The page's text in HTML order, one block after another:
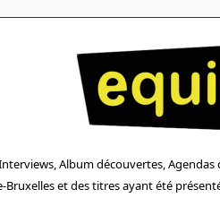
Album découvertes,
et des titres ayant été